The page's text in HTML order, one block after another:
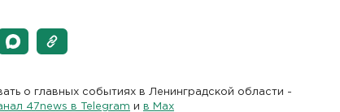
о главных событиях в Ленинградской области -
47news в Telegram и в Maх